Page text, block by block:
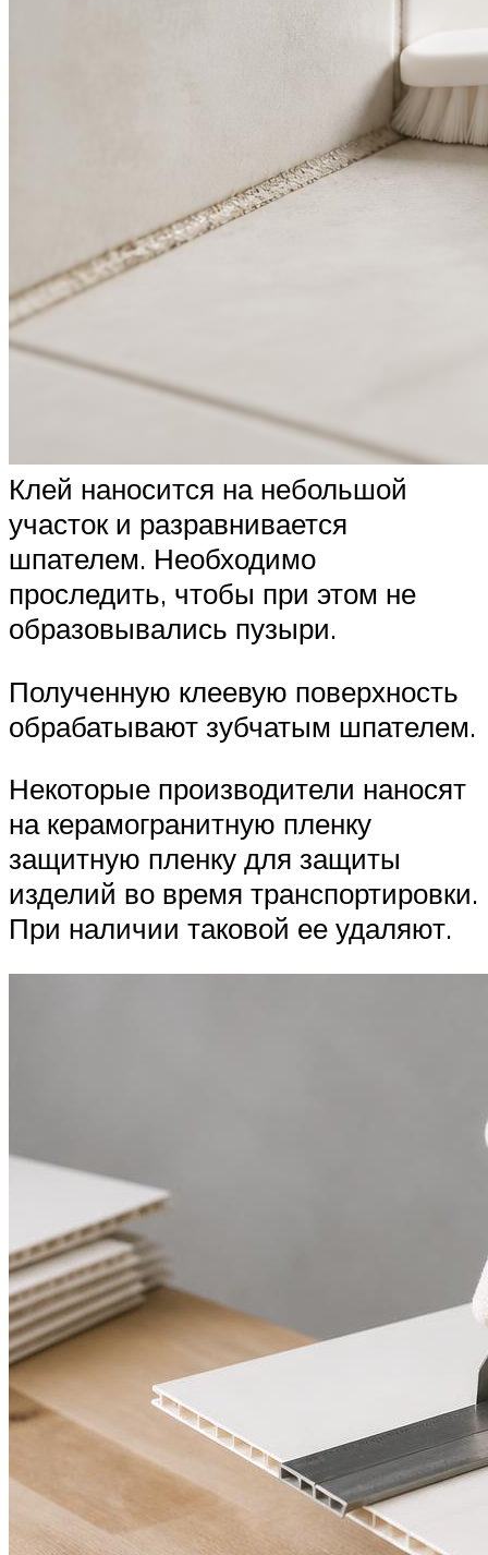
Клей наносится на небольшой
участок и разравнивается
шпателем. Необходимо
проследить, чтобы при этом не
образовывались пузыри.
Полученную клеевую поверхность
обрабатывают зубчатым шпателем.
Некоторые производители наносят
на керамогранитную пленку
защитную пленку для защиты
изделий во время транспортировки.
При наличии таковой ее удаляют.